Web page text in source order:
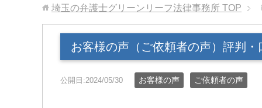
埼玉の弁護士グリーンリーフ法律事務所 TOP
お客様の声（ご依頼者の声）評判・
公開日:2024/05/30 お客様の声 ご依頼者の声